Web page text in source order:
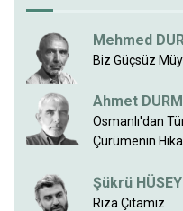
Mehmed
Biz Güçsüz
Ahmet
Osmanlı'dan
Çürümenin
Şükrü
Rıza Çıtamız